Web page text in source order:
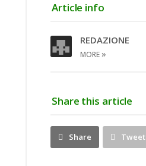
Article info
REDAZIONE
MORE »
Share this article
Share Tweet